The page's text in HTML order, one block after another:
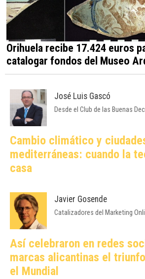
Orihuela recibe 17.424 euros
catalogar fondos del Museo
José Luis Gascó
Desde el Club de las Buenas
Cambio climático y
mediterráneas: cuando la
casa
Javier Gosende
Catalizadores del Marketing
Así celebraron en redes
marcas alicantinas el
el Mundial